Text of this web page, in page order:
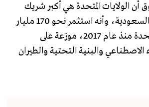
أن الولايات المتحدة هي أكبر شريك
استثماري له خارج السعودية، وأنه استثمر نحو 170 مليار
دولار في الولايات المتحدة منذ عام 2017، موزعة على
الاصطناعي والبنية التحتية والطيران